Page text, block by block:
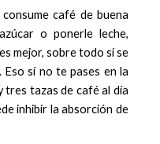
café de buena
o ponerle leche,
mejor, sobre todo si se
sí no te pases en la
tres tazas de café al día
inhibir la absorción de